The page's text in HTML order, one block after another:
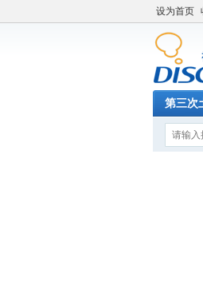
设为首页
第三次